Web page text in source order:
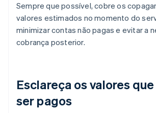
Sempre que possível, cobre os
valores estimados no momento do
minimizar contas não pagas e evitar a
cobrança posterior.
Esclareça os valores
ser pagos